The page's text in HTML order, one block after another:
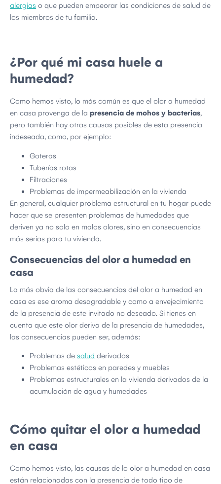
alergias o que pueden empeorar las condiciones de salud de
los miembros de tu familia.
¿Por qué mi casa huele a
humedad?
Como hemos visto, lo más común es que el olor a humedad
en casa provenga de la presencia de mohos y bacterias,
pero también hay otras causas posibles de esta presencia
indeseada, como, por ejemplo:
Goteras
Tuberías rotas
Filtraciones
Problemas de impermeabilización en la vivienda
En general, cualquier problema estructural en tu hogar puede
hacer que se presenten problemas de humedades que
deriven ya no solo en malos olores, sino en consecuencias
más serias para tu vivienda.
Consecuencias del olor a humedad en
casa
La más obvia de las consecuencias del olor a humedad en
casa es ese aroma desagradable y como a envejecimiento
de la presencia de este invitado no deseado. Si tienes en
cuenta que este olor deriva de la presencia de humedades,
las consecuencias pueden ser, además:
Problemas de salud derivados
Problemas estéticos en paredes y muebles
Problemas estructurales en la vivienda derivados de la
acumulación de agua y humedades
Cómo quitar el olor a humedad
en casa
Como hemos visto, las causas de lo olor a humedad en casa
están relacionadas con la presencia de todo tipo de